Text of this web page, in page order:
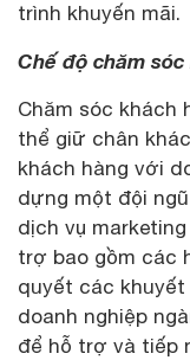
trình khuyến mãi.
Chế độ chăm
Chăm sóc khách
thể giữ chân
khách hàng với
dựng một đội
dịch vụ
trợ bao gồm các
quyết các khuyết
doanh nghiệp
để hỗ trợ và tiếp